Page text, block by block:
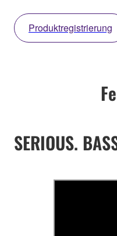
Produktregistrierung
SERIOUS.